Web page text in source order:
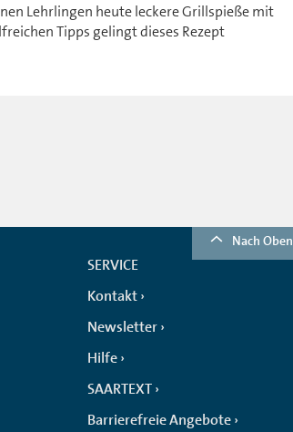
Lehrlingen heute leckere Grillspieße mit
Tipps gelingt dieses Rezept
Nach Oben
SERVICE
Kontakt
Newsletter
Hilfe
SAARTEXT
Barrierefreie Angebote